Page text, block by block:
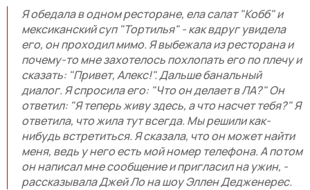
Яобедала в одном ресторане, ела салат "Кобб" и
мексиканский суп "Тортилья" - как вдруг увидела
его, он проходил мимо. Я выбежала из ресторана и
почему-то мне захотелось похлопать его по плечу и
сказать: "Привет, Алекс!". Дальше банальный
диалог. Я спросила его: "Что он делает в ЛА?" Он
ответил: "Я теперь живу здесь, а что насчет тебя?" Я
ответила, что жила тут всегда. Мы решили как-
нибудь встретиться. Я сказала, что он может найти
меня, ведь у него есть мой номер телефона. А потом
он написал мне сообщение и пригласил на ужин, -
рассказывала Джей Ло на шоу Эллен Дедженерес.